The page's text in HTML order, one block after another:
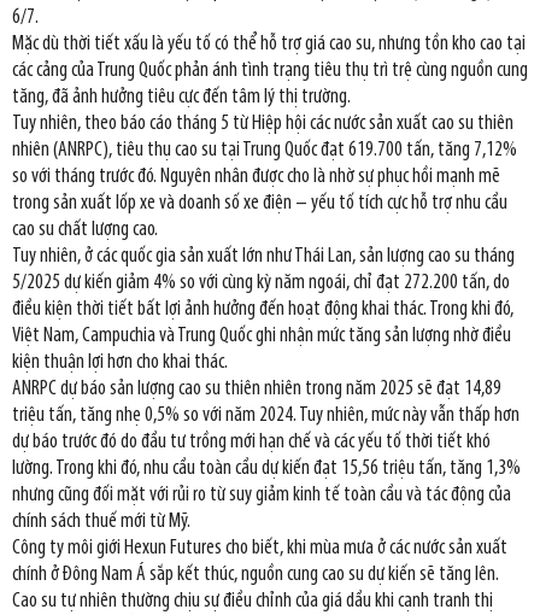
6/7.
Mặc dù thời tiết xấu là yếu tố có thể hỗ trợ giá cao su, nhưng tồn kho cao tại
các cảng của Trung Quốc phản ánh tình trạng tiêu thụ trì trệ cùng nguồn cung
tăng, đã ảnh hưởng tiêu cực đến tâm lý thị trường.
Tuy nhiên, theo báo cáo tháng 5 từ Hiệp hội các nước sản xuất cao su thiên
nhiên (ANRPC), tiêu thụ cao su tại Trung Quốc đạt 619.700 tấn, tăng 7,12%
so với tháng trước đó. Nguyên nhân được cho là nhờ sự phục hồi mạnh mẽ
trong sản xuất lốp xe và doanh số xe điện – yếu tố tích cực hỗ trợ nhu cầu
cao su chất lượng cao.
Tuy nhiên, ở các quốc gia sản xuất lớn như Thái Lan, sản lượng cao su tháng
5/2025 dự kiến giảm 4% so với cùng kỳ năm ngoái, chỉ đạt 272.200 tấn, do
điều kiện thời tiết bất lợi ảnh hưởng đến hoạt động khai thác. Trong khi đó,
Việt Nam, Campuchia và Trung Quốc ghi nhận mức tăng sản lượng nhờ điều
kiện thuận lợi hơn cho khai thác.
ANRPC dự báo sản lượng cao su thiên nhiên trong năm 2025 sẽ đạt 14,89
triệu tấn, tăng nhẹ 0,5% so với năm 2024. Tuy nhiên, mức này vẫn thấp hơn
dự báo trước đó do đầu tư trồng mới hạn chế và các yếu tố thời tiết khó
lường. Trong khi đó, nhu cầu toàn cầu dự kiến đạt 15,56 triệu tấn, tăng 1,3%
nhưng cũng đối mặt với rủi ro từ suy giảm kinh tế toàn cầu và tác động của
chính sách thuế mới từ Mỹ.
Công ty môi giới Hexun Futures cho biết, khi mùa mưa ở các nước sản xuất
chính ở Đông Nam Á sắp kết thúc, nguồn cung cao su dự kiến sẽ tăng lên.
Cao su tự nhiên thường chịu sự điều chỉnh của giá dầu khi cạnh tranh thị